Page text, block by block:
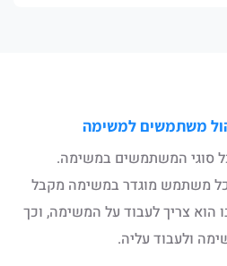
משתמשים למשימה​
סוגי המשתמשים במשימה.
משתמש מוגדר במשימה מקבל
צריך לעבוד על המשימה, וכך
ולעבוד עליה.